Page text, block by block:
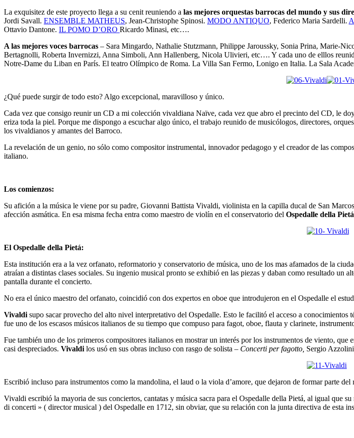
La exquisitez de este proyecto llega a su cenit reuniendo a las mejores orquestas barrocas del mundo y sus
Jordi Savall. ENSEMBLE MATHEUS, Jean-Christophe Spinosi. MODO ANTIQUO, Federico Maria Sardelli.
Ottavio Dantone. IL POMO D’ORO Ricardo Minasi, etc….
A las mejores voces barrocas – Sara Mingardo, Nathalie Stutzmann, Philippe Jaroussky, Sonia Prina, Marie-
Bertagnolli, Roberta Invernizzi, Anna Simboli, Ann Hallenberg, Nicola Ulivieri, etc…. Y cada uno de elllos
Notre-Dame du Liban en París. El teatro Olímpico de Roma. La Villa San Fermo, Lonigo en Italia. La Sala
¿Qué puede surgir de todo esto? Algo excepcional, maravilloso y único.
Cada vez que consigo reunir un CD a mi colección vivaldiana Naïve, cada vez que abro el precinto del CD, le
eriza toda la piel. Porque me dispongo a escuchar algo único, el trabajo reunido de musicólogos, directores,
los vivaldianos y amantes del Barroco.
La revelación de un genio, no sólo como compositor instrumental, innovador pedagogo y el creador de las
italiano.
Los comienzos:
Su afición a la música le viene por su padre, Giovanni Battista Vivaldi, violinista en la capilla ducal de San
afección asmática. En esa misma fecha entra como maestro de violín en el conservatorio del Ospedalle della Pietá
El Ospedalle della Pietá:
Esta institución era a la vez orfanato, reformatorio y conservatorio de música, uno de los mas afamados de la
atraían a distintas clases sociales. Su ingenio musical pronto se exhibió en las piezas y daban como resultado un
pantalla durante el concierto.
No era el único maestro del orfanato, coincidió con dos expertos en oboe que introdujeron en el Ospedalle el
Vivaldi supo sacar provecho del alto nivel interpretativo del Ospedalle. Esto le facilitó el acceso a
fue uno de los escasos músicos italianos de su tiempo que compuso para fagot, oboe, flauta y clarinete,
Fue también uno de los primeros compositores italianos en mostrar un interés por los instrumentos de viento,
casi despreciados. Vivaldi los usó en sus obras incluso con rasgo de solista – Concerti per fagotto, Sergio
Escribió incluso para instrumentos como la mandolina, el laud o la viola d’amore, que dejaron de formar parte
Vivaldi escribió la mayoria de sus conciertos, cantatas y música sacra para el Ospedalle della Pietá, al igual que
di concerti » ( director musical ) del Ospedalle en 1712, sin obviar, que su relación con la junta directiva de esta